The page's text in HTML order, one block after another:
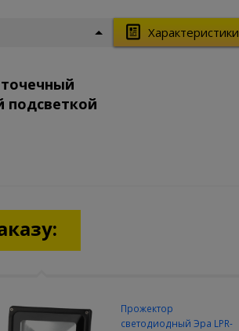
Характеристики
подсветкой
Прожектор
светодиодный Эра LPR-